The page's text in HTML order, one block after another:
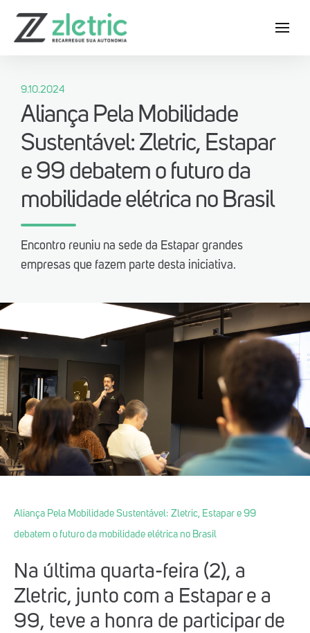
Baixe agora o App Zletric e conheça
as nossas estações de recarga
9.10.2024
Aliança Pela Mobilidade
Sustentável: Zletric, Estapar
e 99 debatem o futuro da
mobilidade elétrica no Brasil
Encontro reuniu na sede da Estapar grandes
empresas que fazem parte desta iniciativa.
Aliança Pela Mobilidade Sustentável: Zletric, Estapar e 99
debatem o futuro da mobilidade elétrica no Brasil
Na última quarta-feira (2), a
Zletric, junto com a Estapar e a
99, teve a honra de participar de